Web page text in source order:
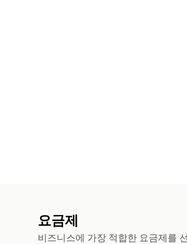
요금제
비즈니스에 가장 적합한 요금제를